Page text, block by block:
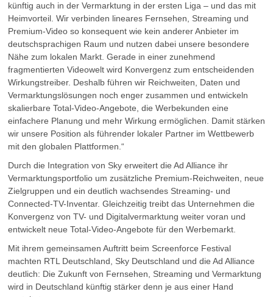
künftig auch in der Vermarktung in der ersten Liga – und das mit
Heimvorteil. Wir verbinden lineares Fernsehen, Streaming und
Premium-Video so konsequent wie kein anderer Anbieter im
deutschsprachigen Raum und nutzen dabei unsere besondere
Nähe zum lokalen Markt. Gerade in einer zunehmend
fragmentierten Videowelt wird Konvergenz zum entscheidenden
Wirkungstreiber. Deshalb führen wir Reichweiten, Daten und
Vermarktungslösungen noch enger zusammen und entwickeln
skalierbare Total-Video-Angebote, die Werbekunden eine
einfachere Planung und mehr Wirkung ermöglichen. Damit stärken
wir unsere Position als führender lokaler Partner im Wettbewerb
mit den globalen Plattformen.“
Durch die Integration von Sky erweitert die Ad Alliance ihr
Vermarktungsportfolio um zusätzliche Premium-Reichweiten, neue
Zielgruppen und ein deutlich wachsendes Streaming- und
Connected-TV-Inventar. Gleichzeitig treibt das Unternehmen die
Konvergenz von TV- und Digitalvermarktung weiter voran und
entwickelt neue Total-Video-Angebote für den Werbemarkt.
Mit ihrem gemeinsamen Auftritt beim Screenforce Festival
machten RTL Deutschland, Sky Deutschland und die Ad Alliance
deutlich: Die Zukunft von Fernsehen, Streaming und Vermarktung
wird in Deutschland künftig stärker denn je aus einer Hand